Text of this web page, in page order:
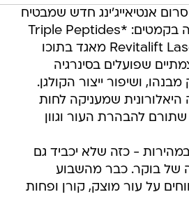
אנטיאייג'ינג חדש שמבטיח
לעשות סדר במלחמה בקמטים: *Triple Peptides
Serum* מסדרת Revitalift Laser מאגד בתוכו
שפועלים בסינרגיה
ושיפור ייצור הקולגן.
שמעניקה לחות
אינטנסיבית וויטמין C שתורם להבהרת העור וגוון
- כזה שלא יכביד גם
של בוקר. כבר מהשבוע
על עור מוצק, קורן ופחות